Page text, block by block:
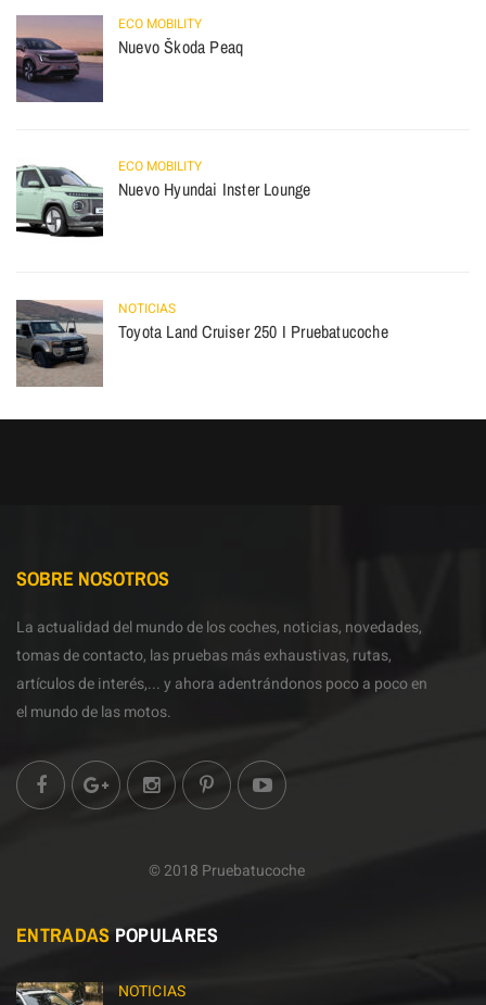
ECO MOBILITY
Nuevo Škoda Peaq
ECO MOBILITY
Nuevo Hyundai Inster Lounge
NOTICIAS
Toyota Land Cruiser 250 I Pruebatucoche
SOBRE NOSOTROS
La actualidad del mundo de los coches, noticias, novedades,
tomas de contacto, las pruebas más exhaustivas, rutas,
artículos de interés,... y ahora adentrándonos poco a poco en
el mundo de las motos.
© 2018 Pruebatucoche
ENTRADAS POPULARES
NOTICIAS